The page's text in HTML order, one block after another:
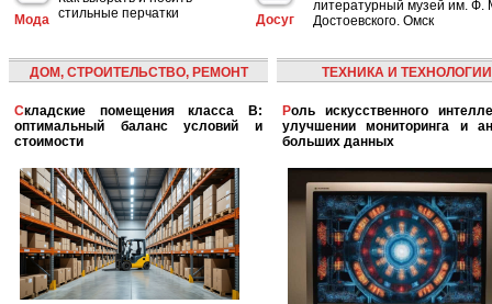
Мода стильные перчатки
Досуг
литературный музей им. Ф.
Достоевского. Омск
ДОМ, СТРОИТЕЛЬСТВО, РЕМОНТ
Складские помещения класса B:
оптимальный баланс условий и
стоимости
ТЕХНИКА И ТЕХНОЛОГИИ
Роль искусственного интеллекта в
улучшении мониторинга и
больших данных